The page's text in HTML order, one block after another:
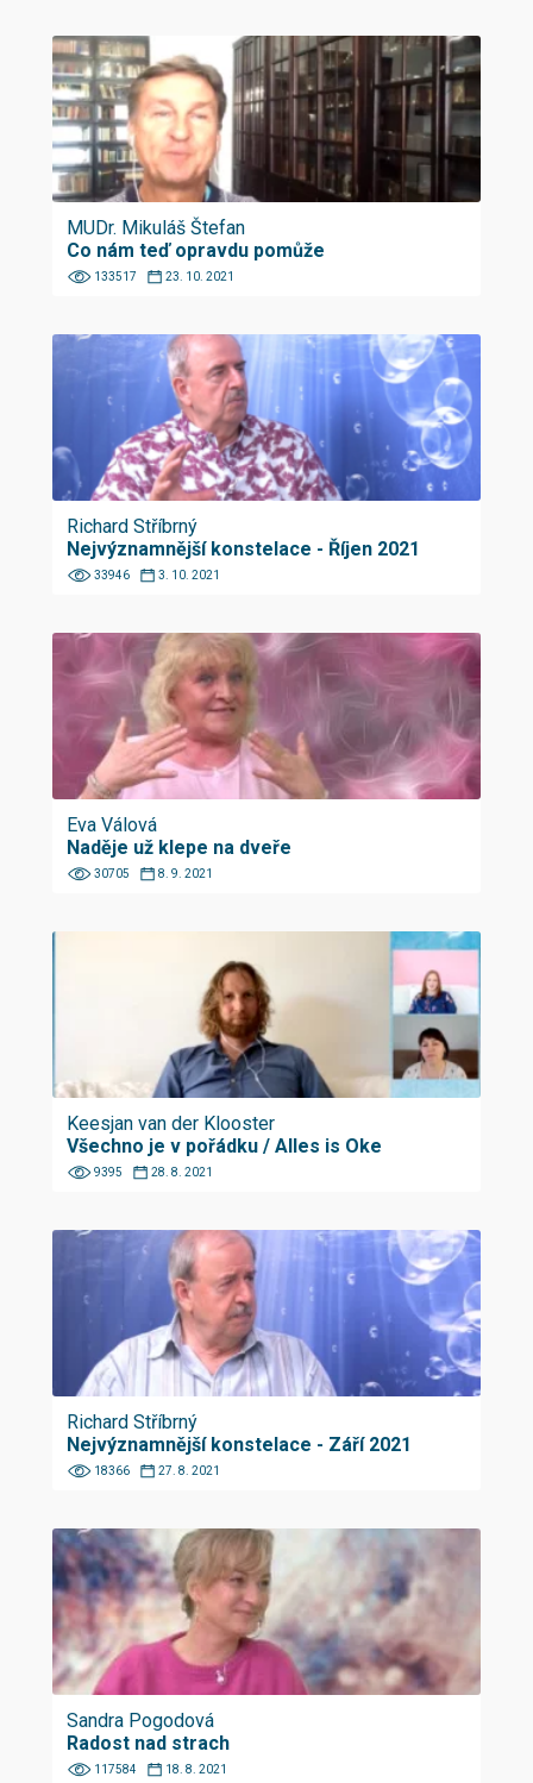
MUDr. Mikuláš Štefan
Co nám teď opravdu pomůže
133517 23. 10. 2021
Richard Stříbrný
Nejvýznamnější konstelace - Říjen 2021
33946 3. 10. 2021
Eva Válová
Naděje už klepe na dveře
30705 8. 9. 2021
Keesjan van der Klooster
Všechno je v pořádku / Alles is Oke
9395 28. 8. 2021
Richard Stříbrný
Nejvýznamnější konstelace - Září 2021
18366 27. 8. 2021
Sandra Pogodová
Radost nad strach
117584 18. 8. 2021